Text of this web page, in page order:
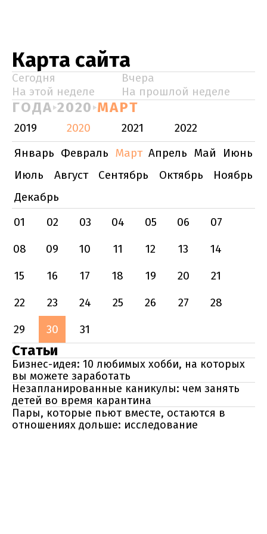
Карта сайта
Сегодня
Вчера
На этой неделе
На прошлой неделе
ГОДА 2020 МАРТ
2019 2020 2021
2022
Январь Февраль Март Апрель Май
Июнь
Июль
Август Сентябрь Октябрь
Ноябрь
Декабрь
01
02 03 04 05 06
07
08
09 10 11 12 13
14
15
16 17 18 19 20
21
22
23 24 25 26 27
28
29
30 31
Статьи
Бизнес-идея: 10 любимых хобби, на которых
вы можете заработать
Незапланированные каникулы: чем занять
детей во время карантина
Пары, которые пьют вместе, остаются в
отношениях дольше: исследование